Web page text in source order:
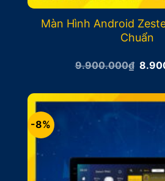
Màn Hình Android
Chuẩn
9.900.000₫ Giá
-8%